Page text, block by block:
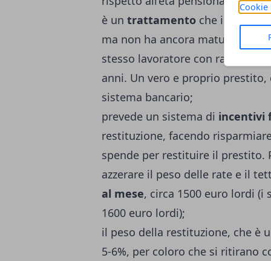
Cookie
è un trattamento che il
ma non ha ancora maturato la
stesso lavoratore con rate
anni. Un vero e proprio prestito,
sistema bancario;
prevede un sistema di incentivi
restituzione, facendo
spende per restituire il prestito.
azzerare il peso delle rate e il
al mese, circa 1500 euro lordi
1600 euro lordi);
il peso della restituzione, che è
5-6%, per coloro che si ritirano